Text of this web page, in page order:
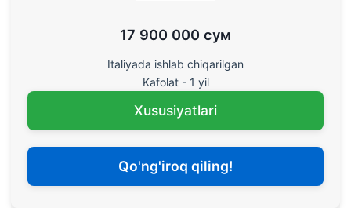
17 900 000 сум
Italiyada ishlab chiqarilgan
Kafolat - 1 yil
Xususiyatlari
Qo'ng'iroq qiling!